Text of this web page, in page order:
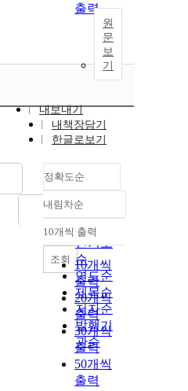
출력
원
문
보
기
내보내기
내책장담기
한글로보기
정확도순
정확도
순
인기도
순
연도순
제목순
저자순
발행기
관순
내림차순
내림차순
10개씩 출력
10개씩
출력
20개씩
출력
30개씩
출력
50개씩
출력
조회